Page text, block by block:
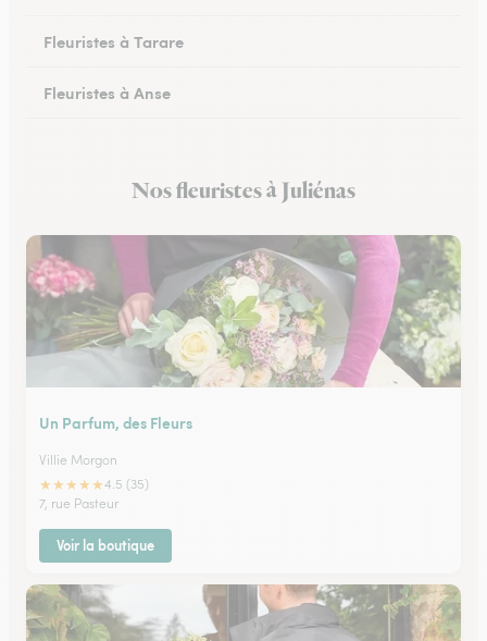
Fleuristes à Tarare
Fleuristes à Anse
Fleuristes à Amplepuis
Nos fleuristes à Juliénas
Un Parfum, des Fleurs
Villie Morgon
★★★★★4.5 (35)
7, rue Pasteur
Voir la boutique